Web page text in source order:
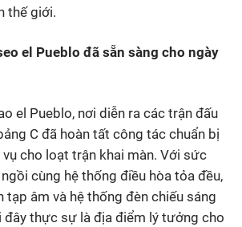
thế giới.
el Pueblo đã sẵn sàng cho ngày
el Pueblo, nơi diễn ra các trận đấu
C đã hoàn tất công tác chuẩn bị
cho loạt trận khai màn. Với sức
cùng hệ thống điều hòa tỏa đều,
tạp âm và hệ thống đèn chiếu sáng
đây thực sự là địa điểm lý tưởng cho